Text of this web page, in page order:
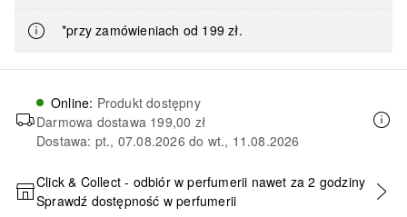
*przy zamówieniach od 199 zł.
Online: Produkt dostępny
Darmowa dostawa 199,00 zł
Dostawa: pt., 07.08.2026 do wt., 11.08.2026
DODAJ DO KOSZYKA
Click & Collect - odbiór w perfumerii nawet za 2 godziny
Sprawdź dostępność w perfumerii